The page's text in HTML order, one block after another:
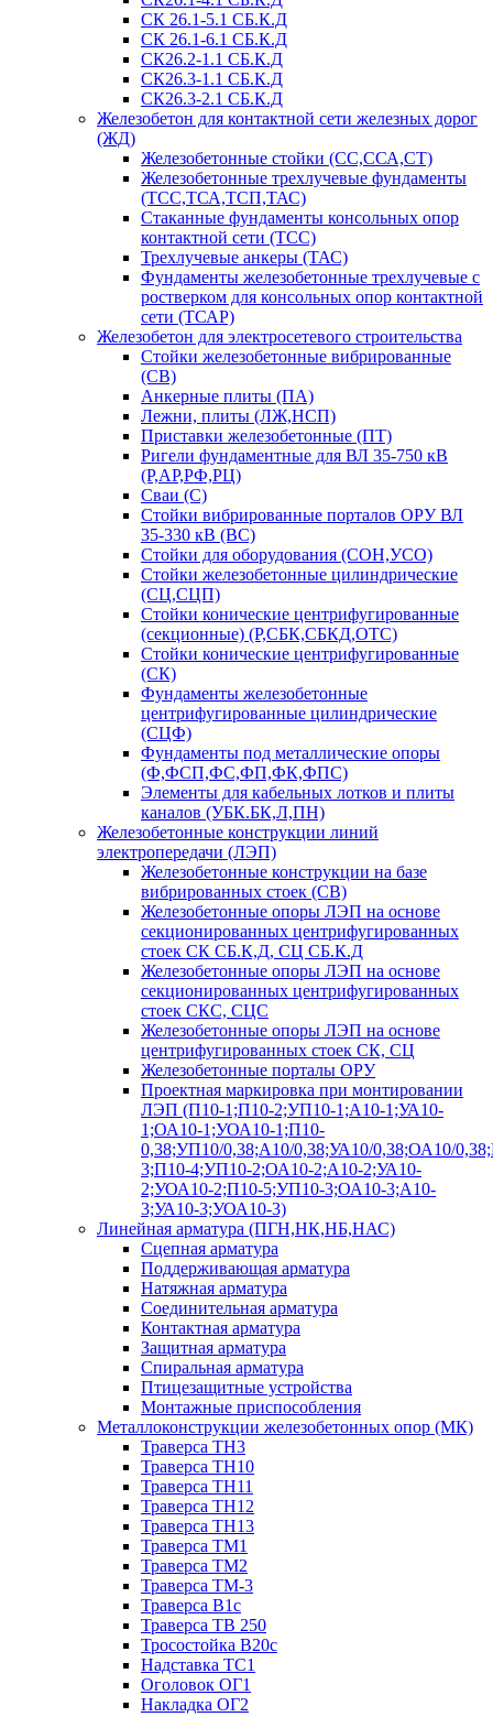
СК 26.1-5.1 СБ.К.Д
СК 26.1-6.1 СБ.К.Д
СК26.2-1.1 СБ.К.Д
СК26.3-1.1 СБ.К.Д
СК26.3-2.1 СБ.К.Д
Железобетон для контактной сети железных дорог
(ЖД)
Железобетонные стойки (СС,ССА,СТ)
Железобетонные трехлучевые фундаменты
(ТСС,ТСА,ТСП,ТАС)
Стаканные фундаменты консольных опор
контактной сети (ТСС)
Трехлучевые анкеры (ТАС)
Фундаменты железобетонные трехлучевые с
ростверком для консольных опор контактной
сети (ТСАР)
Железобетон для электросетевого строительства
Стойки железобетонные вибрированные
(СВ)
Анкерные плиты (ПА)
Лежни, плиты (ЛЖ,НСП)
Приставки железобетонные (ПТ)
Ригели фундаментные для ВЛ 35-750 кВ
(Р,АР,РФ,РЦ)
Сваи (С)
Стойки вибрированные порталов ОРУ ВЛ
35-330 кВ (ВС)
Стойки для оборудования (СОН,УСО)
Стойки железобетонные цилиндрические
(СЦ,СЦП)
Стойки конические центрифугированные
(секционные) (Р,СБК,СБКД,ОТС)
Стойки конические центрифугированные
(СК)
Фундаменты железобетонные
центрифугированные цилиндрические
(СЦФ)
Фундаменты под металлические опоры
(Ф,ФСП,ФС,ФП,ФК,ФПС)
Элементы для кабельных лотков и плиты
каналов (УБК.БК,Л,ПН)
Железобетонные конструкции линий
электропередачи (ЛЭП)
Железобетонные конструкции на базе
вибрированных стоек (СВ)
Железобетонные опоры ЛЭП на основе
секционированных центрифугированных
стоек СК СБ.К,Д, СЦ СБ.К.Д
Железобетонные опоры ЛЭП на основе
секционированных центрифугированных
стоек СКС, СЦС
Железобетонные опоры ЛЭП на основе
центрифугированных стоек СК, СЦ
Железобетонные порталы ОРУ
Проектная маркировка при монтировании
ЛЭП (П10-1;П10-2;УП10-1;А10-1;УА10-
1;ОА10-1;УОА10-1;П10-
0,38;УП10/0,38;А10/0,38;УА10/0,38;ОА10/
3;П10-4;УП10-2;ОА10-2;А10-2;УА10-
2;УОА10-2;П10-5;УП10-3;ОА10-3;А10-
3;УА10-3;УОА10-3)
Линейная арматура (ПГН,НК,НБ,НАС)
Сцепная арматура
Поддерживающая арматура
Натяжная арматура
Соединительная арматура
Контактная арматура
Защитная арматура
Спиральная арматура
Птицезащитные устройства
Монтажные приспособления
Металлоконструкции железобетонных опор (МК)
Траверса ТН3
Траверса ТН10
Траверса ТН11
Траверса ТН12
Траверса ТН13
Траверса ТМ1
Траверса ТМ2
Траверса ТМ-3
Траверса В1с
Траверса ТВ 250
Тросостойка В20с
Надставка ТС1
Оголовок ОГ1
Накладка ОГ2